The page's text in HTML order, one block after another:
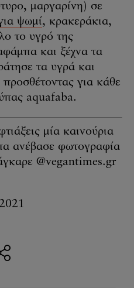
μαργαρίνη) σε
ψωμί, κρακεράκια,
το υγρό της
και ξέχνα τα
τα υγρά και
για κάθε
aquafaba.
μία καινούρια
ανέβασε φωτογραφία
@vegantimes.gr